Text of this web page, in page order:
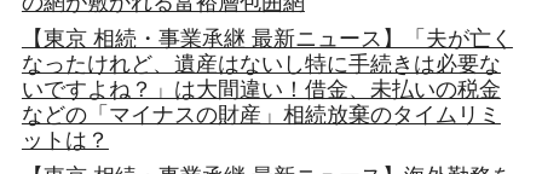
【東京 相続・事業承継 最新ニュース】「夫が亡く
なったけれど、遺産はないし特に手続きは必要な
いですよね？」は大間違い！借金、未払いの税金
などの「マイナスの財産」相続放棄のタイムリミ
ットは？